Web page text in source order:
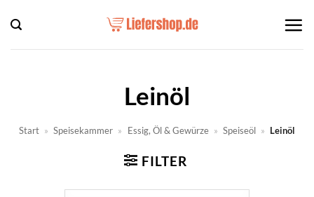
Inhalt
springen
Leinöl
Start » Speisekammer » Essig, Öl & Gewürze » Speiseöl » Leinöl
FILTER